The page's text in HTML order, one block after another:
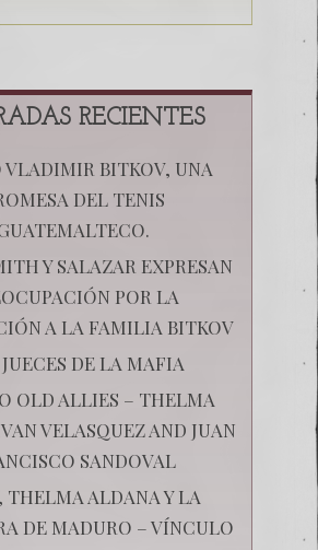
RECIENTES
VLADIMIR BITKOV, UNA
DEL TENIS
Y SALAZAR EXPRESAN
POR LA
A LA FAMILIA BITKOV
DE LA MAFIA
OLD ALLIES – THELMA
VELASQUEZ AND JUAN
SANDOVAL
THELMA ALDANA Y LA
DE MADURO – VÍNCULO